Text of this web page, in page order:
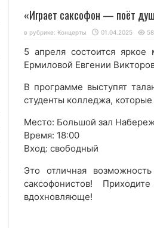
«Играет саксофон — поёт
в рубрике: Концерты 01.04.2025
5 апреля состоится
Ермиловой Евгении
В программе выступят
студенты колледжа,
Место: Большой зал
Время: 18:00
Вход: свободный
Это отличная
саксофонистов!
вдохновляюще!